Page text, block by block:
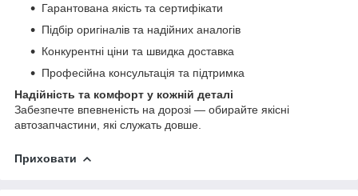
Гарантована якість та сертифікати
Підбір оригіналів та надійних аналогів
Конкурентні ціни та швидка доставка
Професійна консультація та підтримка
Надійність та комфорт у кожній деталі
Забезпечте впевненість на дорозі — обирайте якісні
автозапчастини, які служать довше.
Приховати